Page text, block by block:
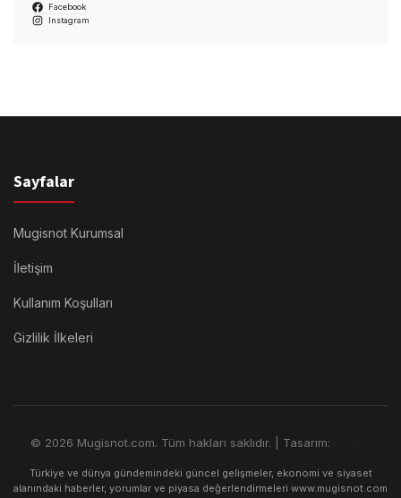
Facebook
Instagram
Sayfalar
Mugisnot Kurumsal
İletişim
Kullanım Koşulları
Gizlilik İlkeleri
© 2026 Mugisnot.com. Tüm hakları saklıdır. | Tasarım:
Türkiye ve dünya gündemindeki güncel gelişmeler, ekonomi ve siyaset
alanındaki haberler, yorumlar ve piyasa değerlendirmeleri www.mugisnot.com